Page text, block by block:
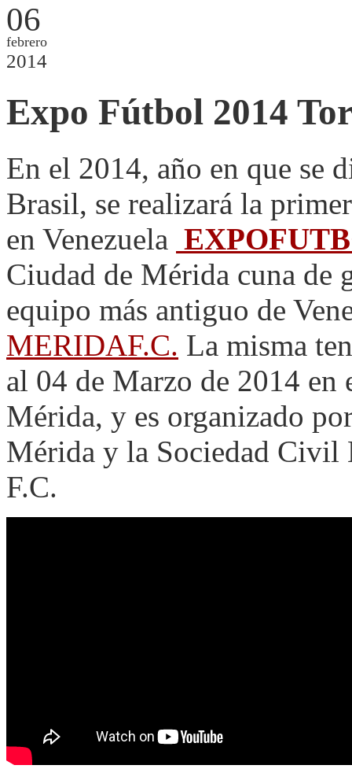
06
febrero
2014
Expo Fútbol 2014
En el 2014, año en que se
Brasil, se realizará la
en Venezuela
Ciudad de Mérida cuna de
equipo más antiguo de
MERIDAF.C. La misma
al 04 de Marzo de 2014
Mérida, y es organizado
Mérida y la Sociedad
F.C.